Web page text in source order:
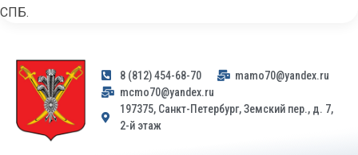
СПБ.
8 (812) 454-68-70
mamo70@yandex.ru
mcmo70@yandex.ru
197375, Санкт-Петербург, Земский пер., д. 7,
2-й этаж